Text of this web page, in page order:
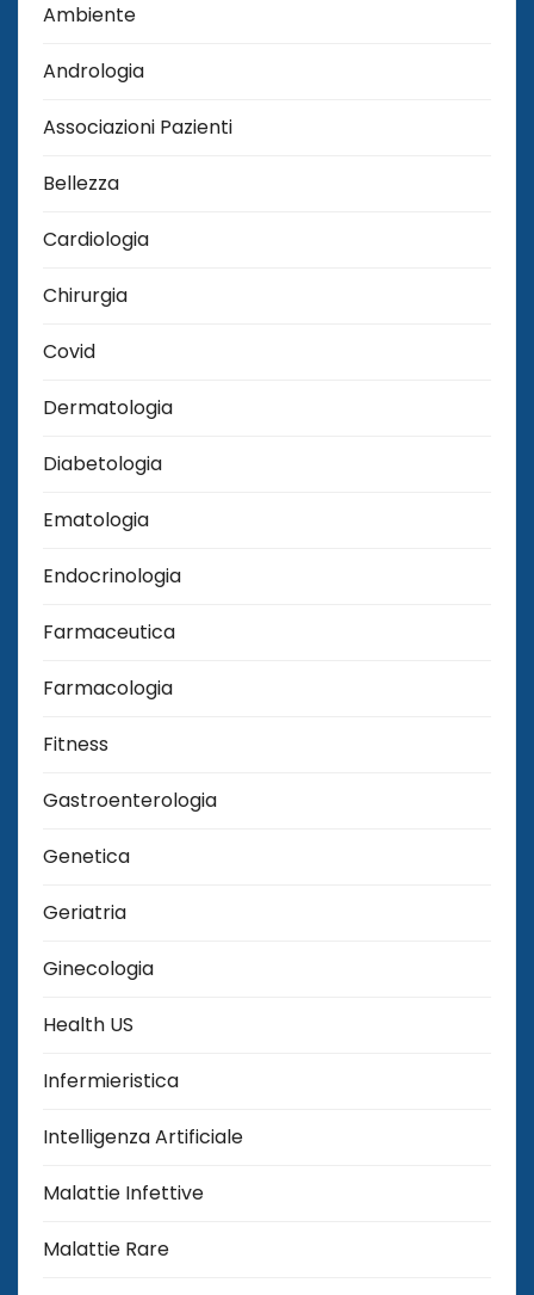
Ambiente
Andrologia
Associazioni Pazienti
Bellezza
Cardiologia
Chirurgia
Covid
Dermatologia
Diabetologia
Ematologia
Endocrinologia
Farmaceutica
Farmacologia
Fitness
Gastroenterologia
Genetica
Geriatria
Ginecologia
Health US
Infermieristica
Intelligenza Artificiale
Malattie Infettive
Malattie Rare